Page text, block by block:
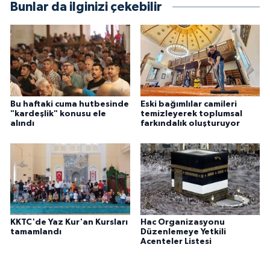
Bunlar da ilginizi çekebilir
Bu haftaki cuma hutbesinde
"kardeşlik" konusu ele
alındı
Eski bağımlılar camileri
temizleyerek toplumsal
farkındalık oluşturuyor
KKTC'de Yaz Kur'an Kursları
tamamlandı
Hac Organizasyonu
Düzenlemeye Yetkili
Acenteler Listesi
Karaman Müftülüğü
Kars Müftülüğü
Kastamonu Müftülüğü
Kayseri Müftülüğü
Kırıkkale Müftülüğü
Kırklareli Müftülüğü
Kırşehir Müftülüğü